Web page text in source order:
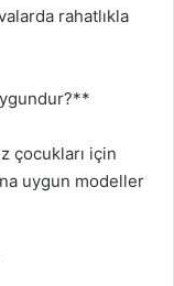
rahatlıkla
çocukları için
uygun modeller